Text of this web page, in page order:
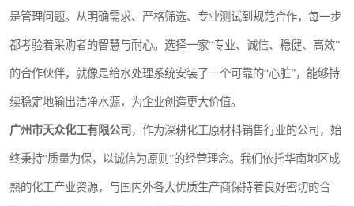
是管理问题。从明确需求、严格筛选、专业测试到规范合作，每一步
都考验着采购者的智慧与耐心。选择一家“专业、诚信、稳健、高效”
的合作伙伴，就像是给水处理系统安装了一个可靠的“心脏”，能够持
续稳定地输出洁净水源，为企业创造更大价值。
广州市天众化工有限公司 ，作为深耕化工原材料销售行业的公司，始
终秉持“质量为保，以诚信为原则”的经营理念。我们依托华南地区成
熟的化工产业资源，与国内外各大优质生产商保持着良好密切的合